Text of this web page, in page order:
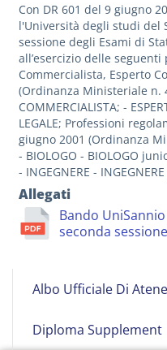
Albo
Albo Ufficiale Di
Diploma Supplement
Con DR 601 del 9 giugno
l'Università degli studi del
sessione degli Esami di
all’esercizio delle
Commercialista, Esperto
(Ordinanza Ministeriale n.
COMMERCIALISTA; -
LEGALE; Professioni
giugno 2001 (Ordinanza
- BIOLOGO - BIOLOGO
- INGEGNERE -
Allegati
Bando
seconda